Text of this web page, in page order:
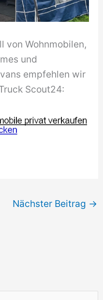
von Wohnmobilen,
und
empfehlen wir
Scout24:
Nächster Beitrag →